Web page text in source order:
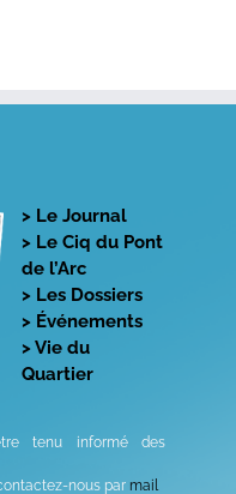
> Le Journal
> Le Ciq du Pont
de l’Arc
> Les Dossiers
> Événements
> Vie du
Quartier
tenu informé des
nous par mail